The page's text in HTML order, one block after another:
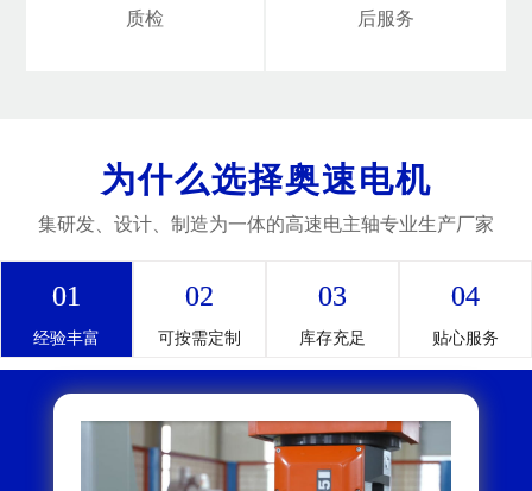
质检 后服务
为什么选择奥速电机
集研发、设计、制造为一体的高速电主轴专业生产厂家
01
经验丰富
02
可按需定制
03
库存充足
04
贴心服务